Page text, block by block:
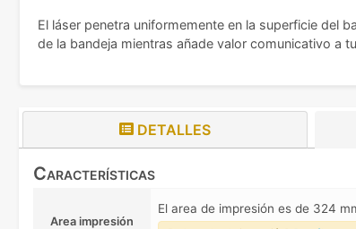
El láser penetra uniformemente en la superficie del
de la bandeja mientras añade valor comunicativo a
DETALLES
Características
Area impresión
El area de impresión es de 324